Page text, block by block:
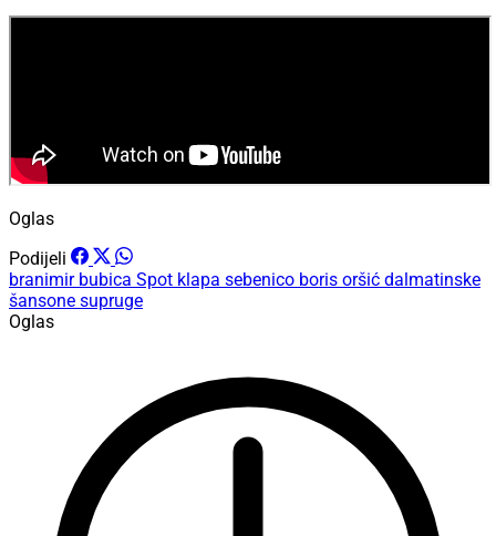
Oglas
Podijeli
branimir bubica Spot klapa sebenico boris oršić dalmatinske
šansone supruge
Oglas